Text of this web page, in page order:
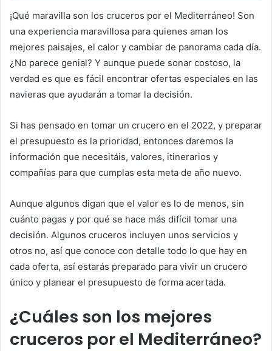
¡Qué maravilla son los cruceros por el Mediterráneo! Son
una experiencia maravillosa para quienes aman los
mejores paisajes, el calor y cambiar de panorama cada día.
¿No parece genial? Y aunque puede sonar costoso, la
verdad es que es fácil encontrar ofertas especiales en las
navieras que ayudarán a tomar la decisión.
Si has pensado en tomar un crucero en el 2022, y preparar
el presupuesto es la prioridad, entonces daremos la
información que necesitáis, valores, itinerarios y
compañías para que cumplas esta meta de año nuevo.
Aunque algunos digan que el valor es lo de menos, sin
cuánto pagas y por qué se hace más difícil tomar una
decisión. Algunos cruceros incluyen unos servicios y
otros no, así que conoce con detalle todo lo que hay en
cada oferta, así estarás preparado para vivir un crucero
único y planear el presupuesto de forma acertada.
¿Cuáles son los mejores
cruceros por el Mediterráneo?